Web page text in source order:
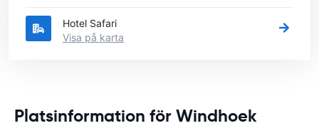
Hotel Safari
Visa på karta
Platsinformation för Windhoek